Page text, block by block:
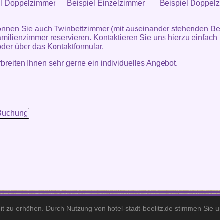
zu erhöhen. Durch Nutzung von hotel-stadt-beelitz.de stimmen Sie
Doppelzimmer Beispiel Einzelzimmer Beispiel
Sie auch Twinbettzimmer (mit auseinander stehenden
reservieren. Kontaktieren Sie uns hierzu einfach
über das Kontaktformular.
Ihnen sehr gerne ein individuelles Angebot.
Telefon: +49 (0)33204 - 4770 · Fax: +49 (0)33204 - 47711 · E-Mail: info@hotel-stadt-beelitz.de